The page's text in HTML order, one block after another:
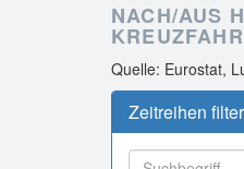
NACH/AUS
Quelle: Eurostat,
Zeitreihen